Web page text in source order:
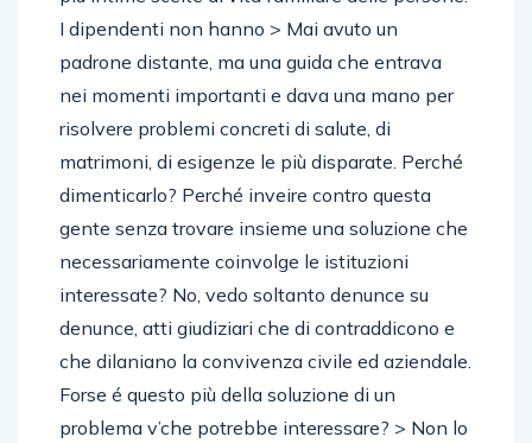
I dipendenti non hanno > Mai avuto un
padrone distante, ma una guida che entrava
nei momenti importanti e dava una mano per
risolvere problemi concreti di salute, di
matrimoni, di esigenze le più disparate. Perché
dimenticarlo? Perché inveire contro questa
gente senza trovare insieme una soluzione che
necessariamente coinvolge le istituzioni
interessate? No, vedo soltanto denunce su
denunce, atti giudiziari che di contraddicono e
che dilaniano la convivenza civile ed aziendale.
Forse é questo più della soluzione di un
problema v’che potrebbe interessare? > Non lo